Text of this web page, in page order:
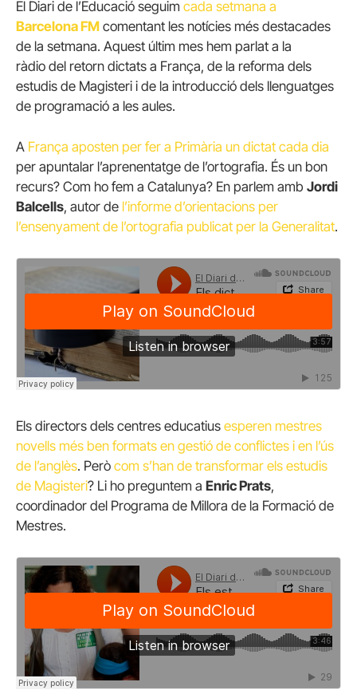
El Diari de l’Educació seguim cada setmana a
Barcelona FM comentant les notícies més destacades
de la setmana. Aquest últim mes hem parlat a la
ràdio del retorn dictats a França, de la reforma dels
estudis de Magisteri i de la introducció dels llenguatges
de programació a les aules.
A França aposten per fer a Primària un dictat cada dia
per apuntalar l’aprenentatge de l’ortografia. És un bon
recurs? Com ho fem a Catalunya? En parlem amb Jordi
Balcells, autor de l’informe d’orientacions per
l’ensenyament de l’ortografia publicat per la Generalitat.
Els directors dels centres educatius esperen mestres
novells més ben formats en gestió de conflictes i en l’ús
de l’anglès. Però com s’han de transformar els estudis
de Magisteri? Li ho preguntem a Enric Prats,
coordinador del Programa de Millora de la Formació de
Mestres.